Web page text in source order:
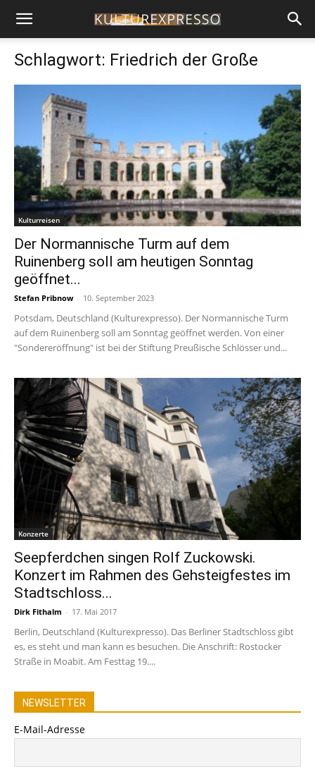
Schlagwort: Friedrich der Große
Kulturreisen
Der Normannische Turm auf dem
Ruinenberg soll am heutigen Sonntag
geöffnet...
Stefan Pribnow - 10. September 2023
Potsdam, Deutschland (Kulturexpresso). Der Normannische Turm
auf dem Ruinenberg soll am Sonntag geöffnet werden. Von einer
"Sondereröffnung" ist bei der Stiftung Preußische Schlösser und...
Konzerte
Seepferdchen singen Rolf Zuckowski.
Konzert im Rahmen des Gehsteigfestes im
Stadtschloss...
Dirk Fithalm - 17. Mai 2017
Berlin, Deutschland (Kulturexpresso). Das Berliner Stadtschloss gibt
es, es steht und man kann es besuchen. Die Anschrift: Rostocker
Straße in Moabit. Am Festtag 19....
NEWSLETTER
E-Mail-Adresse